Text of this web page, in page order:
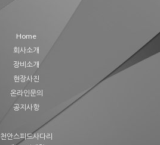
Home
회사소개
장비소개
현장사진
온라인문의
공지사항
천안스피드사다리